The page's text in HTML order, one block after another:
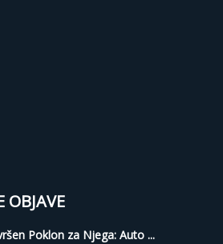
OBJAVE
Poklon za Njega: Auto ...